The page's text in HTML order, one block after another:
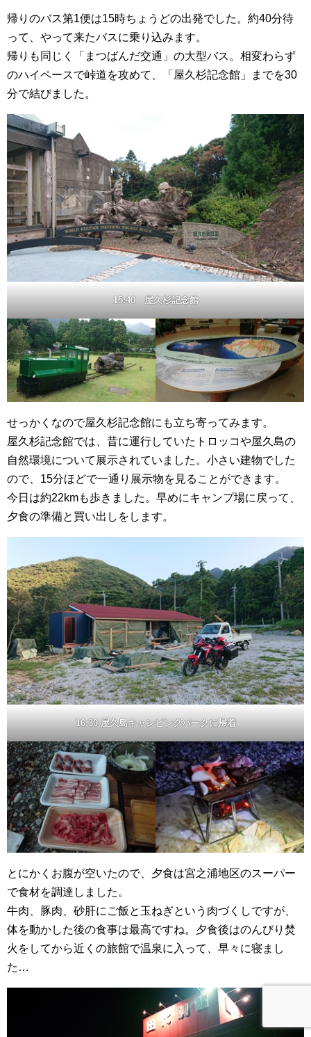
帰りのバス第1便は15時ちょうどの出発でした。約40分待
って、やって来たバスに乗り込みます。
帰りも同じく「まつばんだ交通」の大型バス。相変わらず
のハイペースで峠道を攻めて、「屋久杉記念館」までを30
分で結びました。
15:40 屋久杉記念館
せっかくなので屋久杉記念館にも立ち寄ってみます。
屋久杉記念館では、昔に運行していたトロッコや屋久島の
自然環境について展示されていました。小さい建物でした
ので、15分ほどで一通り展示物を見ることができます。
今日は約22kmも歩きました。早めにキャンプ場に戻って、
夕食の準備と買い出しをします。
16:30 屋久島キャンピングパークに帰着
とにかくお腹が空いたので、夕食は宮之浦地区のスーパー
で食材を調達しました。
牛肉、豚肉、砂肝にご飯と玉ねぎという肉づくしですが、
体を動かした後の食事は最高ですね。夕食後はのんびり焚
火をしてから近くの旅館で温泉に入って、早々に寝まし
た…